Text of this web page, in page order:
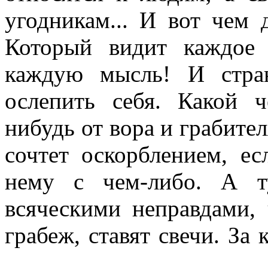
угодникам... И вот чем
Который видит
каждую мысль! И
ослепить себя. Какой
нибудь от вора и
сочтет оскорблением,
нему с чем-либо. А
всяческими
грабеж, ставят свечи.